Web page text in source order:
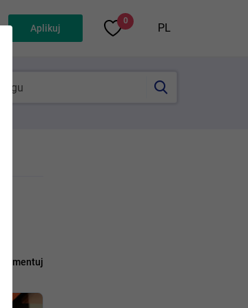
Aplikuj
0
PL
Skomentuj